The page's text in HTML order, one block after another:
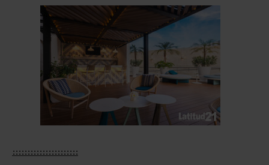
::::::::::::::::::::::